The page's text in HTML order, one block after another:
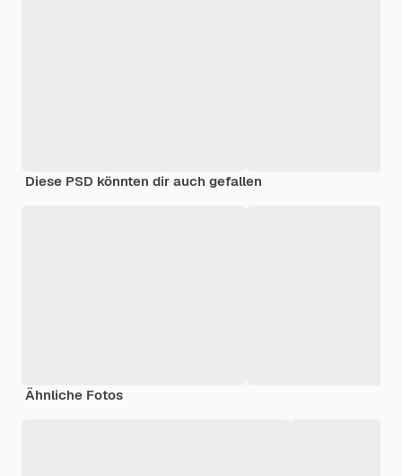
Diese PSD könnten dir auch gefallen
Ähnliche Fotos